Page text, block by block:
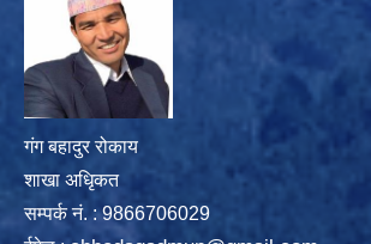
गंग बहादुर रोकाय
शाखा अधिृकत
सम्पर्क न‌ं. : 9866706029